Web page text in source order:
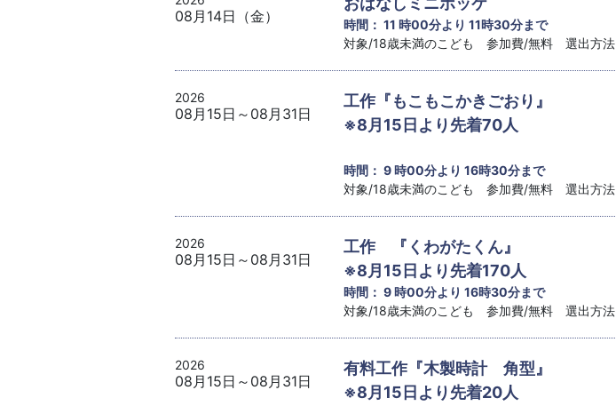
08月14日（金）
時間： 11 時00分より 11時30分まで
対象/18歳未満のこども 参加費/無料 選出方法
2026
08月15日～08月31日
工作『もこもこかきごおり』
※8月15日より先着70人
時間： 9 時00分より 16時30分まで
対象/18歳未満のこども 参加費/無料 選出方法
2026
08月15日～08月31日
工作 『くわがたくん』
※8月15日より先着170人
時間： 9 時00分より 16時30分まで
対象/18歳未満のこども 参加費/無料 選出方法
2026
08月15日～08月31日
有料工作『木製時計 角型』
※8月15日より先着20人